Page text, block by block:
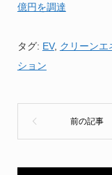
億円を調達
タグ: EV, クリーンエ
ション